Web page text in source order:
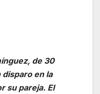
de 30
disparo en la
su pareja. El